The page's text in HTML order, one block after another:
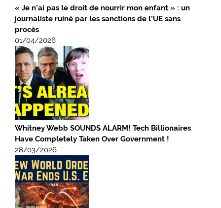
« Je n’ai pas le droit de nourrir mon enfant » : un
journaliste ruiné par les sanctions de l’UE sans
procès
01/04/2026
Whitney Webb SOUNDS ALARM! Tech Billionaires
Have Completely Taken Over Government !
28/03/2026